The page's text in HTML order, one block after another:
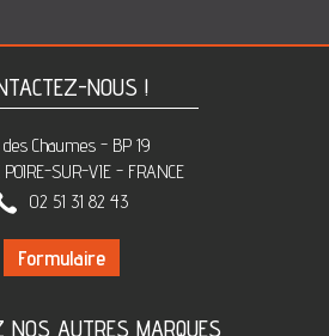
NOUS !
des Chaumes - BP 19
SUR-VIE - FRANCE
02 51 31 82 43
Formulaire
NOS AUTRES MARQUES